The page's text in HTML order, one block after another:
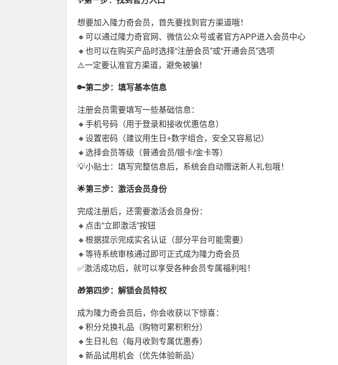
想要加入隆力奇会员，首先要找到官方渠道哦！
🔸可以通过隆力奇官网、微信公众号或者官方APP进入会员中心
🔸也可以在购买产品时选择“注册会员”或“开通会员”选项
⚠️一定要认准官方渠道，避免被骗！
🔑第二步：填写基本信息
注册会员需要填写一些基础信息：
🔸手机号码（用于登录和接收优惠信息）
🔸设置密码（建议用生日+数字组合，安全又容易记）
🔸选择会员等级（普通会员/银卡/金卡等）
💡小贴士：填写完整信息后，系统会自动赠送新人礼包哦！
🌟第三步：激活会员身份
完成注册后，还需要激活会员身份：
🔸点击“立即激活”按钮
🔸根据提示完成实名认证（部分平台可能需要）
🔸等待系统审核通过即可正式成为隆力奇会员
✅激活成功后，就可以享受各种会员专属福利啦！
🎁第四步：解锁会员特权
成为隆力奇会员后，你会收获以下惊喜：
🔸积分兑换礼品（购物可累积积分）
🔸生日礼包（每月收到专属优惠券）
🔸新品试用机会（优先体验新品）